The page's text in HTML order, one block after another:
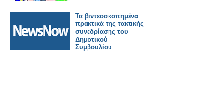
Τα βιντεοσκοπημένα
πρακτικά της τακτικής
συνεδρίασης του
Δημοτικού
Συμβουλίου
Παρασκευή 15 Μαΐου